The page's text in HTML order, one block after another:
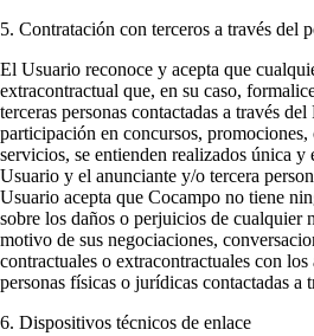
5. Contratación con terceros a través del
El Usuario reconoce y acepta que
extracontractual que, en su caso,
terceras personas contactadas a través
participación en concursos, promociones,
servicios, se entienden realizados única y
Usuario y el anunciante y/o tercera
Usuario acepta que Cocampo no tiene
sobre los daños o perjuicios de cualquier
motivo de sus negociaciones,
contractuales o extracontractuales con los
personas físicas o jurídicas contactadas a
6. Dispositivos técnicos de enlace